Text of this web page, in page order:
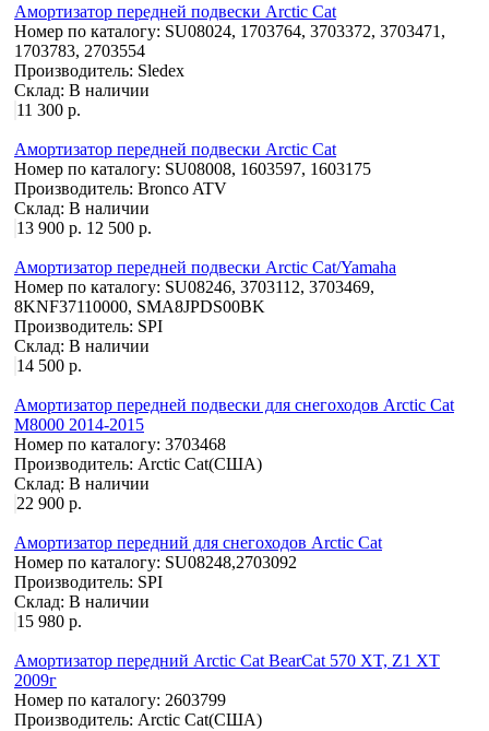
Амортизатор передней подвески Arctic Cat
Номер по каталогу: SU08024, 1703764, 3703372, 3703471,
1703783, 2703554
Производитель: Sledex
Склад: В наличии
11 300 р.
Амортизатор передней подвески Arctic Cat
Номер по каталогу: SU08008, 1603597, 1603175
Производитель: Bronco ATV
Склад: В наличии
13 900 р. 12 500 р.
Амортизатор передней подвески Arctic Cat/Yamaha
Номер по каталогу: SU08246, 3703112, 3703469,
8KNF37110000, SMA8JPDS00BK
Производитель: SPI
Склад: В наличии
14 500 р.
Амортизатор передней подвески для снегоходов Arctic Cat
M8000 2014-2015
Номер по каталогу: 3703468
Производитель: Arctic Cat(США)
Склад: В наличии
22 900 р.
Амортизатор передний для снегоходов Arctic Cat
Номер по каталогу: SU08248,2703092
Производитель: SPI
Склад: В наличии
15 980 р.
Амортизатор передний Arctic Cat BearCat 570 XT, Z1 XT
2009г
Номер по каталогу: 2603799
Производитель: Arctic Cat(США)